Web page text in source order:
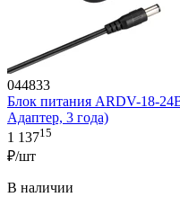
044833
Блок питания ARDV-18-
Адаптер, 3 года)
1 13715
₽/шт
В наличии